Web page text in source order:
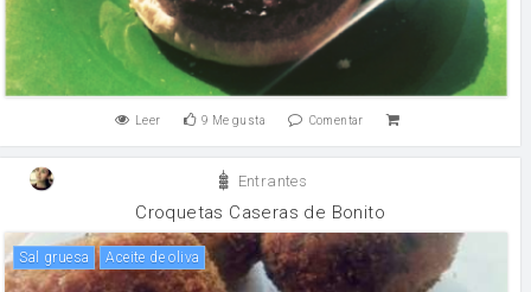
Leer 9 Me gusta Comentar
Entrantes
Croquetas Caseras de Bonito
Sal gruesa aceite de oliva